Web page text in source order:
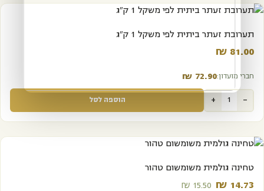
תערובת זעתר ביתית לפי משקל 1 ק"ג
₪ 81.00‬
חברי מועדון: ₪ 72.90‬
-
+ הוספה לסל
טחינה גולמית משומשום טהור
₪ 15.50‬ ₪ 14.73‬